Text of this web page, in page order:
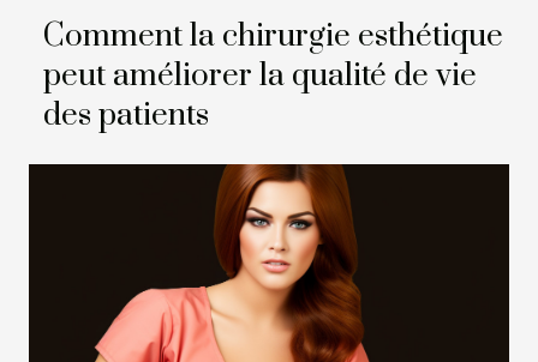
Comment la chirurgie esthétique
peut améliorer la qualité de vie
des patients